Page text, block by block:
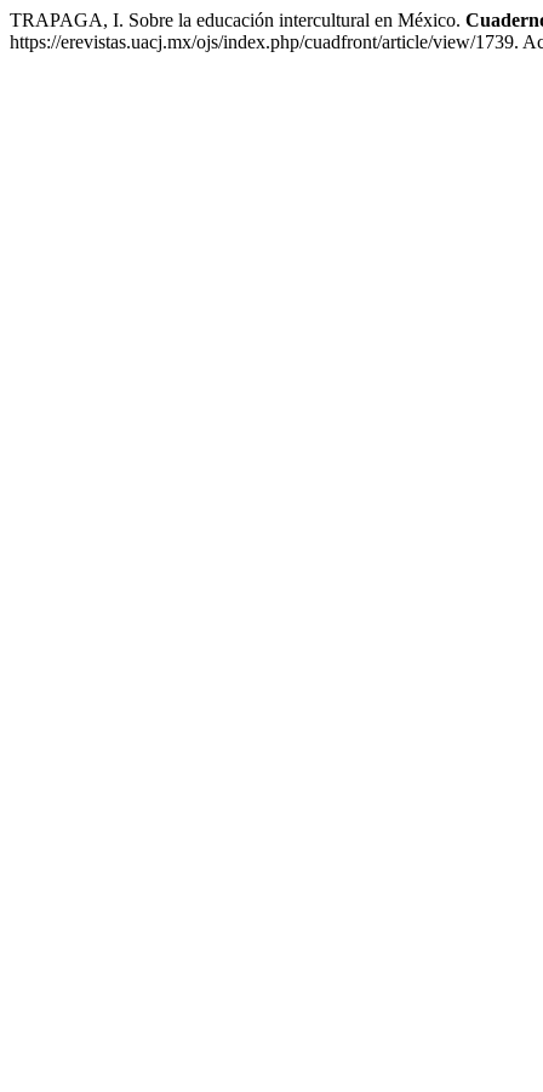
TRAPAGA, I. Sobre la educación intercultural en México.
https://erevistas.uacj.mx/ojs/index.php/cuadfront/article/view/1739.